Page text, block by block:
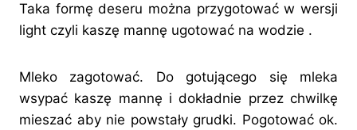
Taka formę deseru można przygotować w wersji
light czyli kaszę mannę ugotować na wodzie .
Mleko zagotować. Do gotującego się mleka
wsypać kaszę mannę i dokładnie przez chwilkę
mieszać aby nie powstały grudki. Pogotować ok.